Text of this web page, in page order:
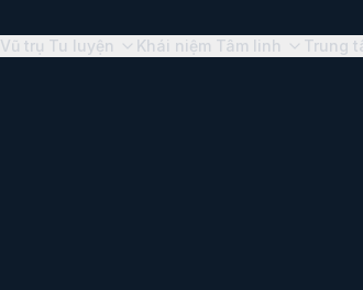
Vũ trụ Tu luyện Khái niệm Tâm linh Trung